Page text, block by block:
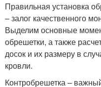
Правильная установка
– залог качественного
Выделим основные
обрешетки, а также
досок и их размеру в
кровли.
Контробрешетка –